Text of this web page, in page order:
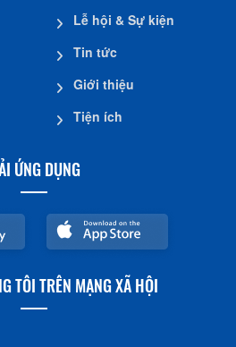
Lễ hội & Sự kiện
Tin tức
Giới thiệu
Tiện ích
ỨNG DỤNG
TÔI TRÊN MẠNG XÃ HỘI